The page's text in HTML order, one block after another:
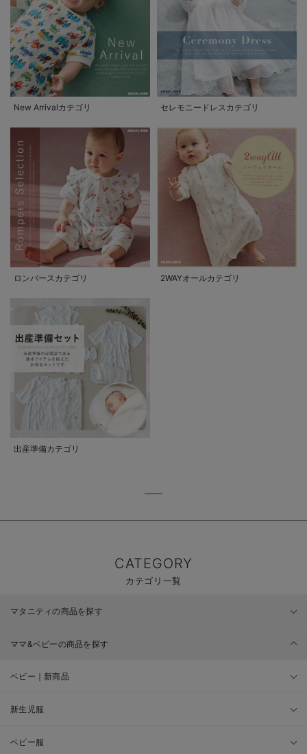
New Arrivalカテゴリ セレモニードレスカテゴリ
ロンパースカテゴリ 2WAYオールカテゴリ
出産準備カテゴリ
CATEGORY
カテゴリ一覧
マタニティの商品を探す
ママ&ベビーの商品を探す
ベビー｜新商品
新生児服
ベビー服